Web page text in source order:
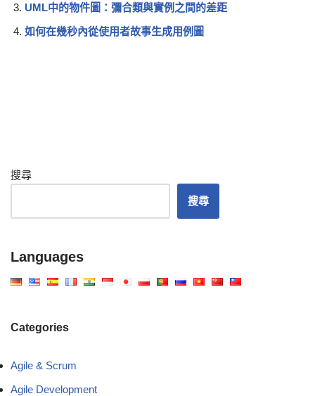
UML中的物件圖：彌合類與實例之間的差距
如何在幾秒內從使用者故事生成用例圖
搜尋
搜尋
Languages
Categories
Agile & Scrum
Agile Development